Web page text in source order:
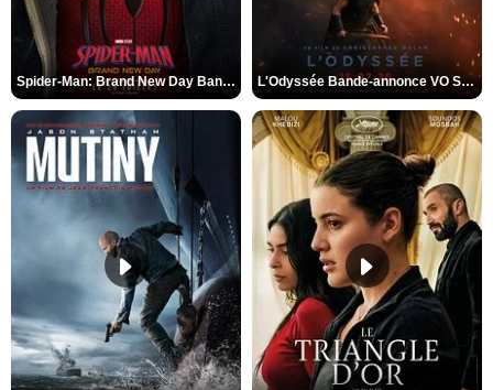
Spider-Man: Brand New Day Bande-annonce VO STFR L'Odyssée Bande-annonce VO STFR